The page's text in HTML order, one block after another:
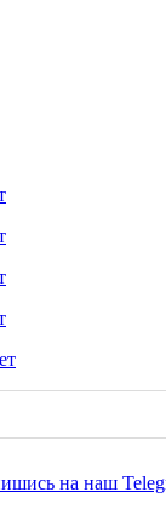
на наш